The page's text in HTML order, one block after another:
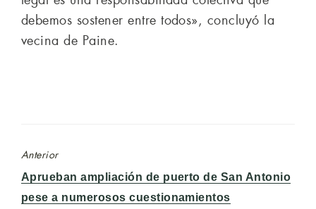
debemos sostener entre todos», concluyó la
vecina de Paine.
Anterior
Entrada
anterior:
Aprueban ampliación de puerto de San Antonio
pese a numerosos cuestionamientos